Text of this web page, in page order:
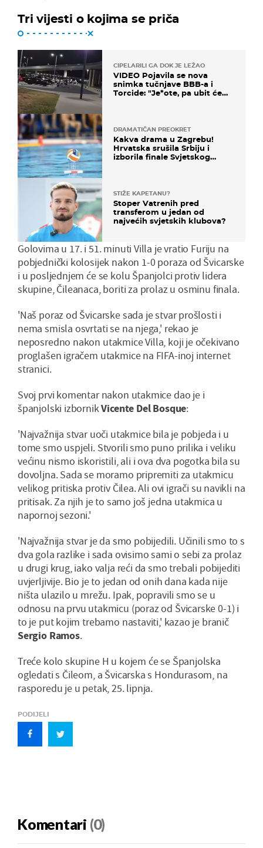
Tri vijesti o kojima se priča
CIPELARILI GA DOK JE LEŽAO
VIDEO Pojavila se nova
snimka tučnjave BBB-a i
Torcide: "Je*ote, pa ubit će
DRAMATIČAN PREOKRET
Kakva drama u Zagrebu!
Hrvatska srušila Srbiju i
izborila finale Svjetskog
STIŽE KAPETANU?
Stoper Vatrenih pred
transferom u jedan od
najvećih svjetskih klubova?
Golovima u 17. i 51. minuti Villa je vratio Furiju na
pobjednički kolosijek nakon 1-0 poraza od Švicarske
i u posljednjem će se kolu Španjolci protiv lidera
skupine, Čileanaca, boriti za prolaz u osminu finala.
'Naš poraz od Švicarske sada je stvar prošlosti i
nema smisla osvrtati se na njega,' rekao je
neposredno nakon utakmice Villa, koji je očekivano
proglašen igračem utakmice na FIFA-inoj internet
stranici.
Svoj prvi komentar nakon utakmice dao je i
španjolski izbornikVicente Del Bosque:
'Najvažnija stvar uoči utakmice bila je pobjeda i u
tome smo uspjeli. Stvorili smo puno prilika i veliku
većinu nismo iskoristili, ali i ova dva pogotka bila su
dovoljna. Sada se moramo pripremiti za utakmicu
velikog pritiska protiv Čilea. Ali ovi igrači su navikli na
pritisak. Za njih je to samo još jedna utakmica u
napornoj sezoni.'
'Najvažnija stvar je da smo pobijedili. Učinili smo to s
dva gola razlike i sada ovisimo sami o sebi za prolaz
u drugi krug, iako valja reći da smo trebali pobijediti
uvjerljivije. Bio je to jedan od onih dana kada nije
ništa ulazilo u mrežu. Ipak, popravili smo se u
odnosu na prvu utakmicu (poraz od Švicarske 0-1) i
to je put kojim trebamo nastaviti,' kazao je branič
Sergio Ramos.
Treće kolo skupine H u kojem će se Španjolska
ogledati s Čileom, a Švicarska s Hondurasom, na
rasporedu je u petak, 25. lipnja.
PODIJELI
Komentari (0)